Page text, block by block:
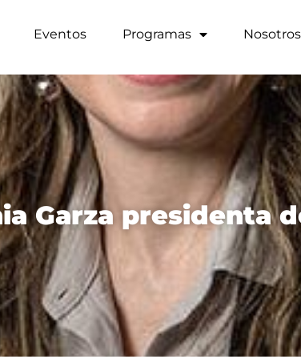
Eventos Programas Nosotros
Garza presidenta